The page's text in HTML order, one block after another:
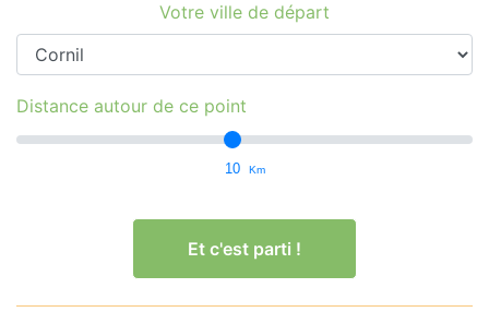
Votre ville de départ
Distance autour de ce point
10 Km
Et c'est parti !